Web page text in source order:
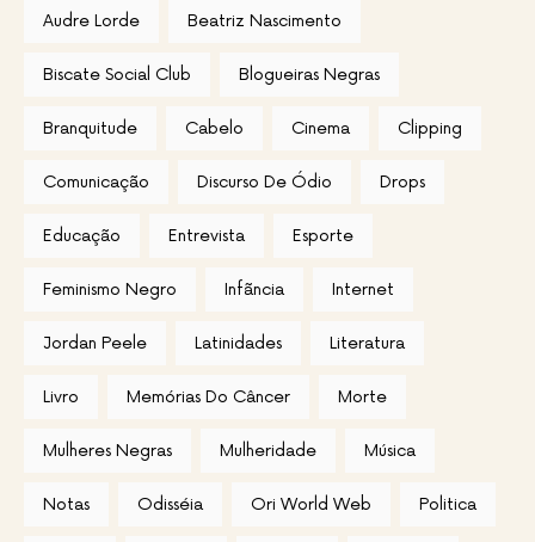
Audre Lorde Beatriz Nascimento
Biscate Social Club Blogueiras Negras
Branquitude Cabelo Cinema Clipping
Comunicação Discurso De Ódio Drops
Educação Entrevista Esporte
Feminismo Negro Infãncia Internet
Jordan Peele Latinidades Literatura
Livro Memórias Do Câncer Morte
Mulheres Negras Mulheridade Música
Notas Odisséia Ori World Web Politica